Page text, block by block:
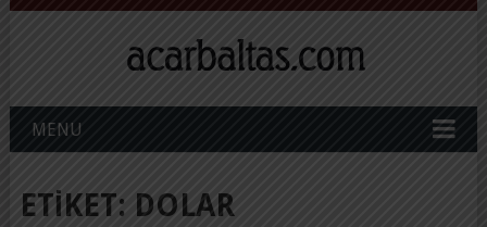
MENU
ETIKET: DOLAR